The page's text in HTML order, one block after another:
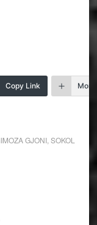
Copy Link More
GJONI, SOKOL